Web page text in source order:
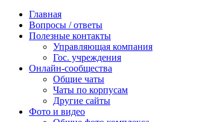
Главная
Вопросы / ответы
Полезные контакты
Управляющая компания
Гос. учреждения
Онлайн-сообщества
Общие чаты
Чаты по корпусам
Другие сайты
Фото и видео